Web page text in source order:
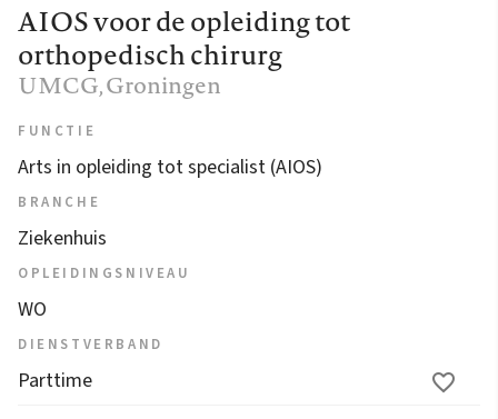
AIOS voor de opleiding tot
orthopedisch chirurg
UMCG, Groningen
FUNCTIE
Arts in opleiding tot specialist (AIOS)
BRANCHE
Ziekenhuis
OPLEIDINGSNIVEAU
WO
DIENSTVERBAND
Parttime